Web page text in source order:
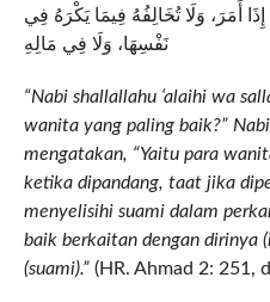
أَمَرَ، وَلَا تُخَالِفُهُ فِيمَا يَكْرَهُ فِي
نَفْسِهَا، وَلَا فِي مَالِهِ
“Nabi shallallahu ‘alaihi wa
wanita yang paling baik?”
mengatakan, “Yaitu para
ketika dipandang, taat jika
menyelisihi suami dalam
baik berkaitan dengan dirinya
(suami).” (HR. Ahmad 2: 251,